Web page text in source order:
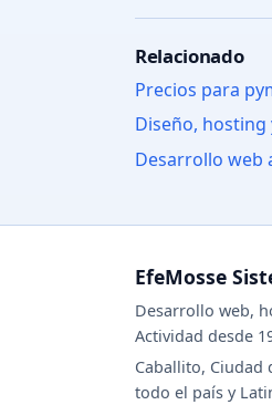
Relacionado
Precios para
Diseño, hosting
Desarrollo web
EfeMosse
Desarrollo web,
Actividad desde
Caballito, Ciudad
todo el país y